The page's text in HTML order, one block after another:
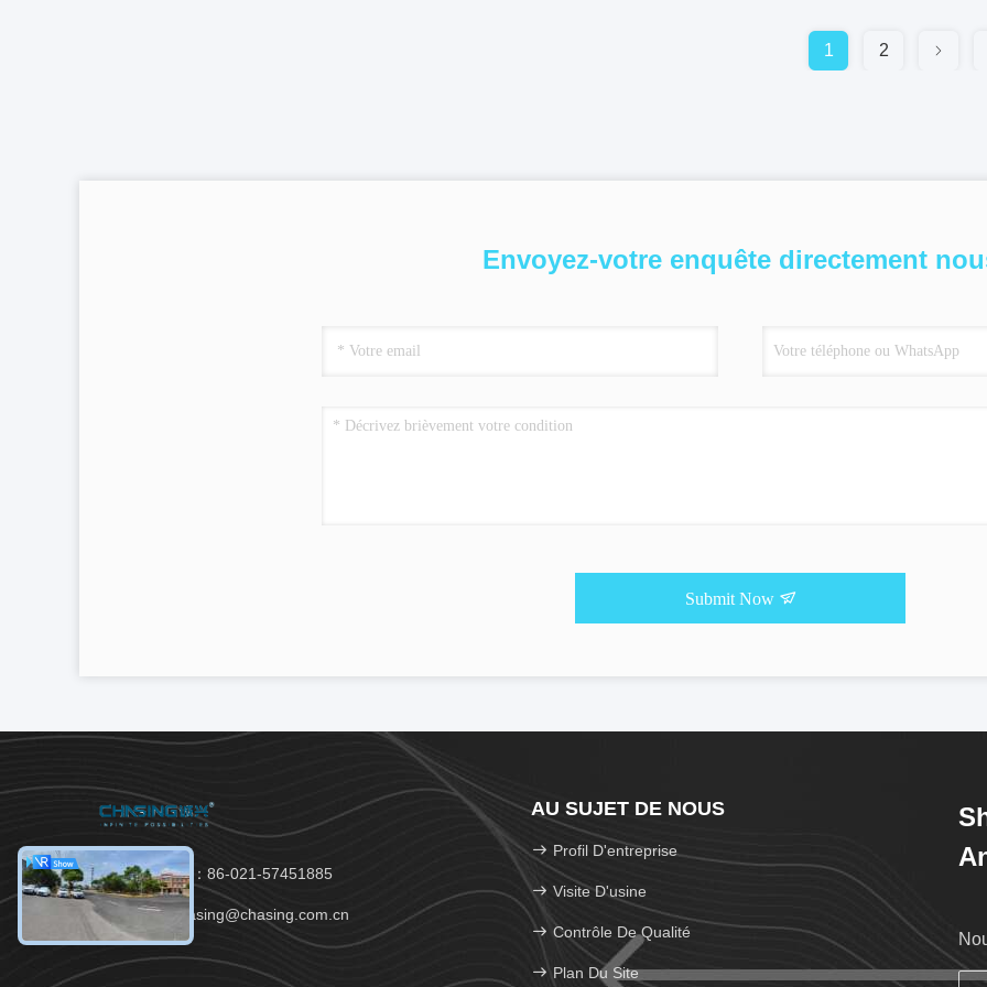
1 2
Envoyez-votre enquête directement
Submit Now
Téléphone：86-021-57451885
Email：chasing@chasing.com.cn
AU SUJET DE NOUS
Profil D'entreprise
Visite D'usine
Contrôle De Qualité
Plan Du Site